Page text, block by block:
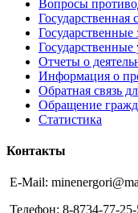
Вопросы
Государственная
Государственные
Государственные
Отчеты о
Информация о
Обратная связь
Обращение
Статистика
Контакты
E-Mail:
Телефон: 8-8734-77-